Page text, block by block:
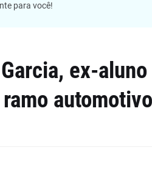
para você!
ex-aluno
automotivo